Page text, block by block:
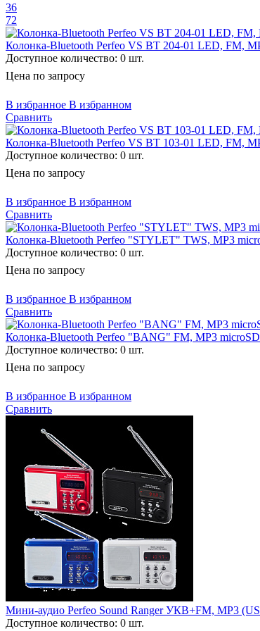
36
72
Колонка-Bluetooth Perfeo VS BT 204-01 LED, FM,
Доступное количество: 0 шт.
Цена по запросу
В избранное В избранном
Сравнить
Колонка-Bluetooth Perfeo VS BT 103-01 LED, FM,
Доступное количество: 0 шт.
Цена по запросу
В избранное В избранном
Сравнить
Колонка-Bluetooth Perfeo "STYLET" TWS, MP3
Доступное количество: 0 шт.
Цена по запросу
В избранное В избранном
Сравнить
Колонка-Bluetooth Perfeo "BANG" FM, MP3
Доступное количество: 0 шт.
Цена по запросу
В избранное В избранном
Сравнить
Мини-аудио Perfeo Sound Ranger УКВ+FM, MP3
Доступное количество: 0 шт.